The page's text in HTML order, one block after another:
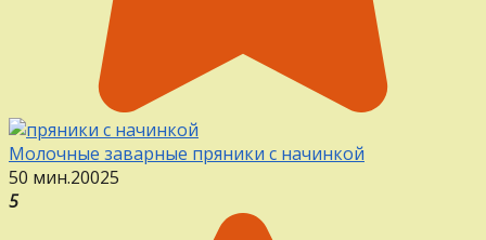
Молочные заварные пряники с начинкой
50 мин.20025
5